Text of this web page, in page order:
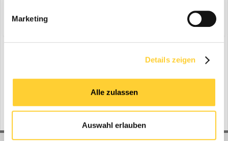
Marketing
Details zeigen
Alle zulassen
Auswahl erlauben
Share
0 Mitglieder
No registered users viewing this page.